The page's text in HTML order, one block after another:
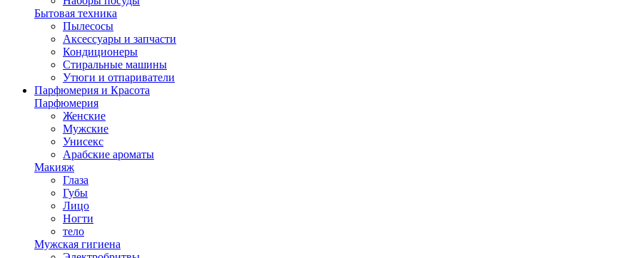
Бытовая техника
Пылесосы
Аксессуары и запчасти
Кондиционеры
Стиральные машины
Утюги и отпариватели
Парфюмерия и Красота
Парфюмерия
Женские
Мужские
Унисекс
Арабские ароматы
Макияж
Глаза
Губы
Лицо
Ногти
тело
Мужская гигиена